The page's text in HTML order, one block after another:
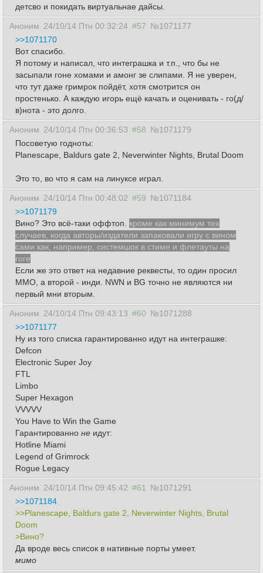
детсво и покидать виртуальнае дайсы.
Аноним 24/10/14 Птн 00:32:24 #57 №1071177
>>1071170
Вот спасибо.
Я потому и написал, что интеграшка и т.п., что бы не
засыпали гоне хомами и амонг зе слипами. Я не уверен,
что тут даже гримрок пойдёт, хотя смотрится он
простенько. А каждую игорь ещё качать и оценивать - го(д/
в)нота - это долго.
Аноним 24/10/14 Птн 00:36:53 #58 №1071179
Посоветую годноты:
Planescape, Baldurs gate 2, Neverwinter Nights, Brutal Doom
Это то, во что я сам на линуксе играл.
Аноним 24/10/14 Птн 00:48:02 #59 №1071184
>>1071179
Вино? Это всё-таки оффтоп. кроме как минимум тех
случаев, когда авторы/издатели запаковали игру с вином
сами как, например, системшок в стиме и флетауты на
гоге
Если же это ответ на недавние реквесты, то один просил
MMO, а второй - инди. NWN и BG точно не являются ни
первый мни вторым.
Аноним 24/10/14 Птн 09:43:13 #60 №1071288
>>1071177
Ну из того списка гарантированно идут на интеграшке:
Defcon
Electronic Super Joy
FTL
Limbo
Super Hexagon
VVVVV
You Have to Win the Game
Гарантированно не идут:
Hotline Miami
Legend of Grimrock
Rogue Legacy
Аноним 24/10/14 Птн 09:45:42 #61
№1071291
>>1071184
>>Planescape, Baldurs gate 2, Neverwinter Nights, Brutal
Doom
>Вино?
Да вроде весь список в нативные порты умеет.
мимо